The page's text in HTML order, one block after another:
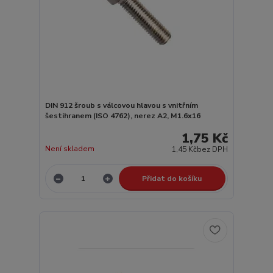
DIN 912 šroub s válcovou hlavou s vnitřním
šestihranem (ISO 4762), nerez A2, M1.6x16
1,75 Kč
1,45 Kčbez DPH
Není skladem
Přidat do košíku